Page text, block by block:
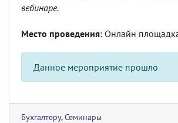
вебинаре.
Место проведения: Онлайн
Данное мероприятие прошло
Бухгалтеру,Семинары